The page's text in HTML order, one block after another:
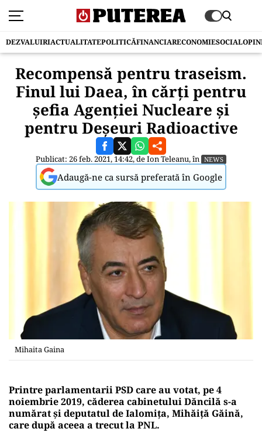
DEZVALUIRIACTUALITATEPOLITICĂFINANCIARECONOMIESOCIAL
Recompensă pentru traseism.
Finul lui Daea, în cărți pentru
șefia Agenției Nucleare și
pentru Deșeuri Radioactive
Publicat: 26 feb. 2021, 14:42, deIon Teleanu, în NEWS
Adaugă-ne ca sursă preferată în Google
Mihaita Gaina
Printre parlamentarii PSD care au votat, pe 4
noiembrie 2019, căderea cabinetului Dăncilă s-a
numărat și deputatul de Ialomița, Mihăiță Găină,
care după aceea a trecut la PNL.